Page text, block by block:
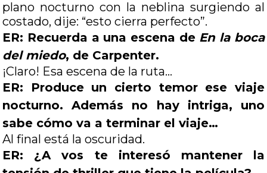
plano nocturno con la neblina surgiendo al
costado, dije: “esto cierra perfecto”.
ER: Recuerda a una escena de En la boca
del miedo, de Carpenter.
¡Claro! Esa escena de la ruta…
ER: Produce un cierto temor ese viaje
nocturno. Además no hay intriga, uno
sabe cómo va a terminar el viaje…
Al final está la oscuridad.
ER: ¿A vos te interesó mantener la